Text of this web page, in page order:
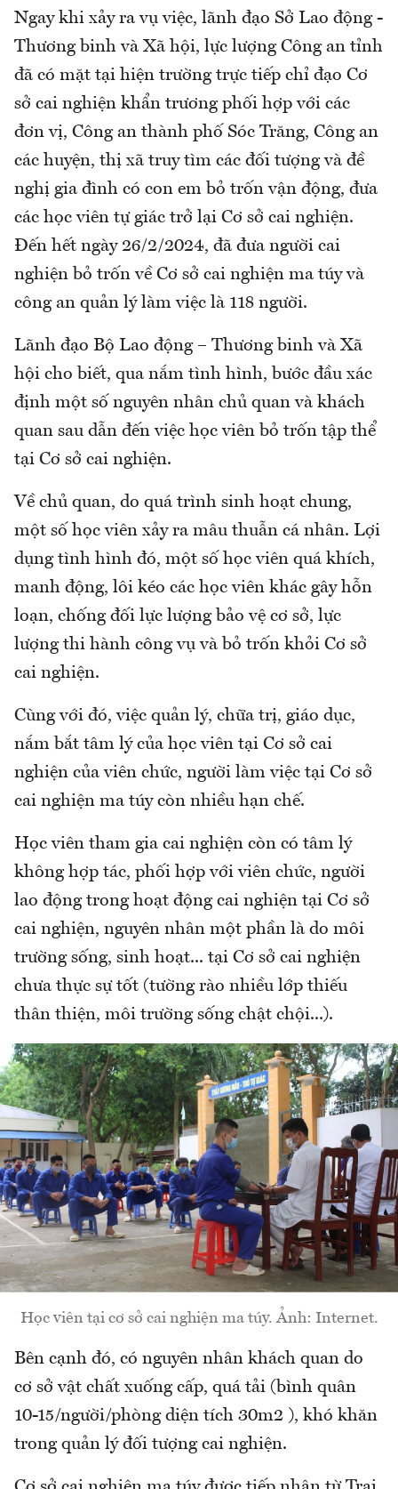
Ngay khi xảy ra vụ việc, lãnh đạo Sở Lao động -
Thương binh và Xã hội, lực lượng Công an tỉnh
đã có mặt tại hiện trường trực tiếp chỉ đạo Cơ
sở cai nghiện khẩn trương phối hợp với các
đơn vị, Công an thành phố Sóc Trăng, Công an
các huyện, thị xã truy tìm các đối tượng và đề
nghị gia đình có con em bỏ trốn vận động, đưa
các học viên tự giác trở lại Cơ sở cai nghiện.
Đến hết ngày 26/2/2024, đã đưa người cai
nghiện bỏ trốn về Cơ sở cai nghiện ma túy và
công an quản lý làm việc là 118 người.
Lãnh đạo Bộ Lao động – Thương binh và Xã
hội cho biết, qua nắm tình hình, bước đầu xác
định một số nguyên nhân chủ quan và khách
quan sau dẫn đến việc học viên bỏ trốn tập thể
tại Cơ sở cai nghiện.
Về chủ quan, do quá trình sinh hoạt chung,
một số học viên xảy ra mâu thuẫn cá nhân. Lợi
dụng tình hình đó, một số học viên quá khích,
manh động, lôi kéo các học viên khác gây hỗn
loạn, chống đối lực lượng bảo vệ cơ sở, lực
lượng thi hành công vụ và bỏ trốn khỏi Cơ sở
cai nghiện.
Cùng với đó, việc quản lý, chữa trị, giáo dục,
nắm bắt tâm lý của học viên tại Cơ sở cai
nghiện của viên chức, người làm việc tại Cơ sở
cai nghiện ma túy còn nhiều hạn chế.
Học viên tham gia cai nghiện còn có tâm lý
không hợp tác, phối hợp với viên chức, người
lao động trong hoạt động cai nghiện tại Cơ sở
cai nghiện, nguyên nhân một phần là do môi
trường sống, sinh hoạt... tại Cơ sở cai nghiện
chưa thực sự tốt (tường rào nhiều lớp thiếu
thân thiện, môi trường sống chật chội...).
Học viên tại cơ sở cai nghiện ma túy. Ảnh: Internet.
Bên cạnh đó, có nguyên nhân khách quan do
cơ sở vật chất xuống cấp, quá tải (bình quân
10-15/người/phòng diện tích 30m2 ), khó khăn
trong quản lý đối tượng cai nghiện.